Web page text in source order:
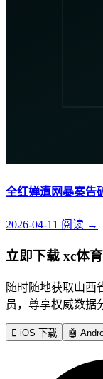
全红婵遭网暴案告
2026-04-11 阅读 →
立即下载 xc体
随时随地获取山西
员，尊享权威数据
 iOS 下载 🤖